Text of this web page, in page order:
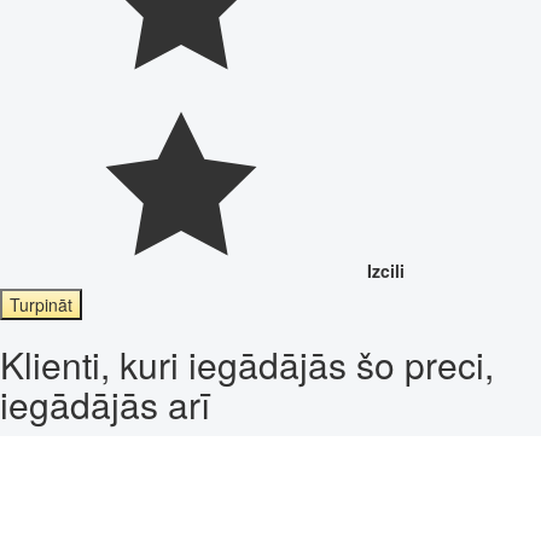
Izcili
Turpināt
Klienti, kuri iegādājās šo preci,
iegādājās arī